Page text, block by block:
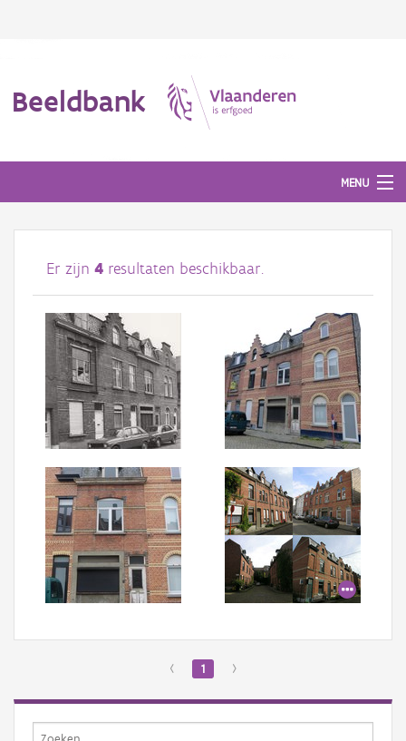
Beeldbank
MENU
Afbeeldingen
#BeeldIndeKijker
Hergebruik
Over ons
Aanmelden
Er zijn 4 resultaten beschikbaar.
‹ 1 ›